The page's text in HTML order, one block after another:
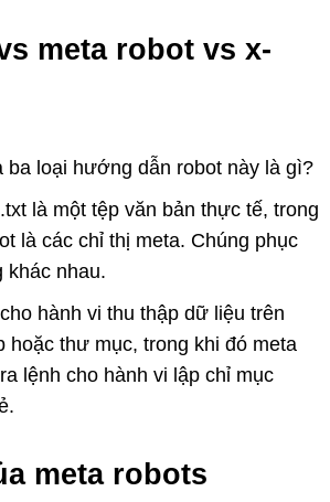
meta robot vs x-
ba loại hướng dẫn robot này là gì?
là một tệp văn bản thực tế, trong
là các chỉ thị meta. Chúng phục
khác nhau.
hành vi thu thập dữ liệu trên
hoặc thư mục, trong khi đó meta
lệnh cho hành vi lập chỉ mục
meta robots